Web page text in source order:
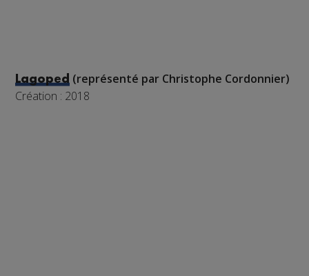
Lagoped (représenté par Christophe Cordonnier)
Création : 2018